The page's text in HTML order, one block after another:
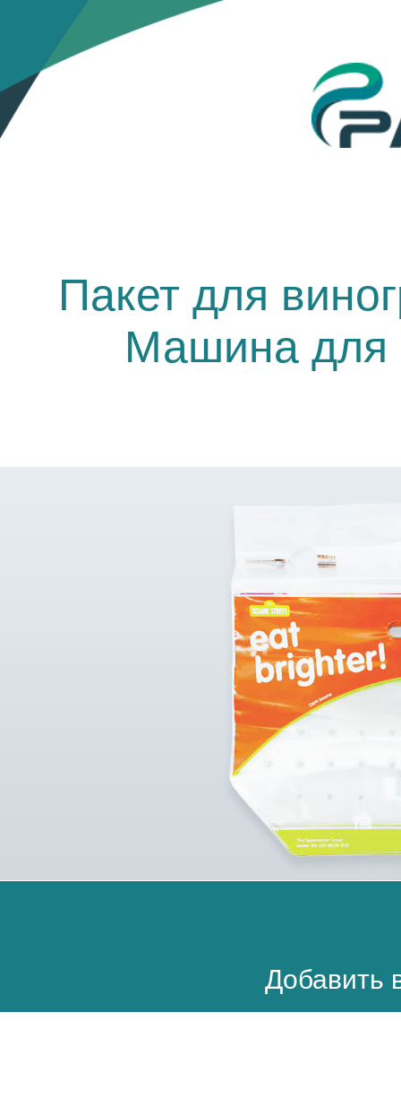
Пакет для
Машина для
Добавить